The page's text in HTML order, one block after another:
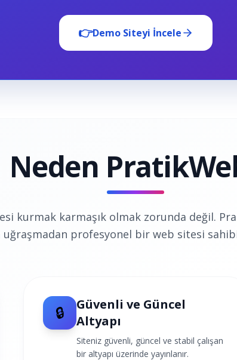
👉Demo Siteyi İncele
Neden
kurmak karmaşık olmak zorunda değil.
profesyonel bir web sitesi sahibi
🔒
Güvenli ve Güncel
Altyapı
Siteniz güvenli, güncel ve stabil çalışan
bir altyapı üzerinde yayınlanır.